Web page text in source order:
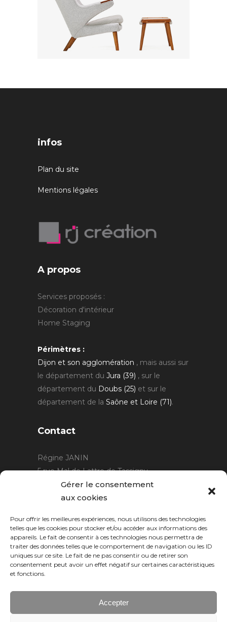
Gérer le consentement
aux cookies
Pour offrir les meilleures expériences, nous utilisons des technologies
telles que les cookies pour stocker et/ou accéder aux informations des
appareils. Le fait de consentir à ces technologies nous permettra de
traiter des données telles que le comportement de navigation ou les ID
uniques sur ce site. Le fait de ne pas consentir ou de retirer son
consentement peut avoir un effet négatif sur certaines caractéristiques
et fonctions.
Accepter
infos
Plan du site
Mentions légales
A propos
Services proposés :
Décoration d'intérieur
Home Staging
Périmètres :
Dijon et son agglomération , mais aussi sur
le département du Jura (39) , sur le
département du Doubs (25) et sur le
département de la Saône et Loire (71).
Contact
Régine JANIN
5 rue Mal de Lattre de Tassigny
21220 Gevrey Chambertin
06 15 15 80 29
Horaires :sur rendez-vous.